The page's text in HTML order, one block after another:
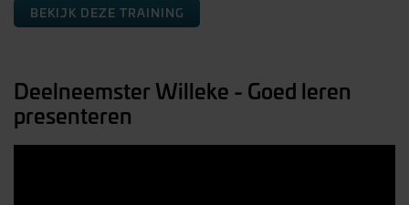
BEKIJK DEZE TRAINING
Deelneemster Willeke - Goed leren
presenteren